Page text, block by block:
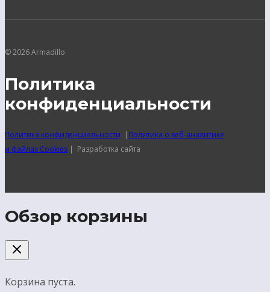
© 2026 Armadillo
Политика
конфиденциальности
Политика конфиденциальности | Политика о веб-аналитике
и файлах Cookies | Разработка сайта
Обзор корзины
Корзина пуста.